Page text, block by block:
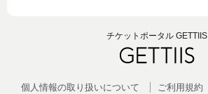
チケットポータル GETTIIS
個人情報の取り扱いについて ご利用規約